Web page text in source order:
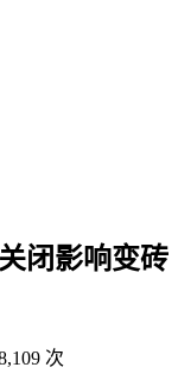
闭影响变砖
次